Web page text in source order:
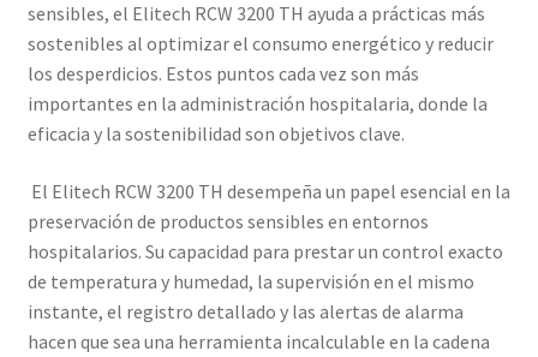
sensibles, el Elitech RCW 3200 TH ayuda a prácticas más
sostenibles al optimizar el consumo energético y reducir
los desperdicios. Estos puntos cada vez son más
importantes en la administración hospitalaria, donde la
eficacia y la sostenibilidad son objetivos clave.
El Elitech RCW 3200 TH desempeña un papel esencial en la
preservación de productos sensibles en entornos
hospitalarios. Su capacidad para prestar un control exacto
de temperatura y humedad, la supervisión en el mismo
instante, el registro detallado y las alertas de alarma
hacen que sea una herramienta incalculable en la cadena